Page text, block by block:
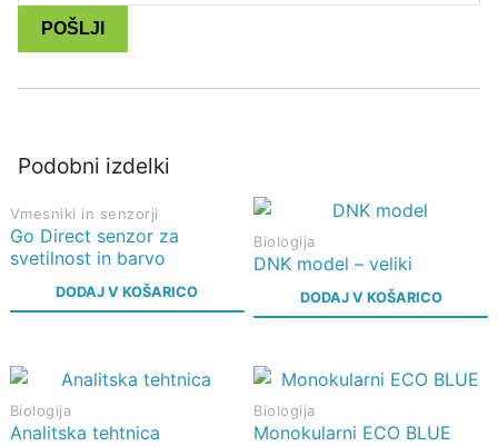
POŠLJI
Podobni izdelki
Vmesniki in senzorji
Go Direct senzor za
svetilnost in barvo
DODAJ V KOŠARICO
Biologija
DNK model – veliki
DODAJ V KOŠARICO
Biologija
Analitska tehtnica
Biologija
Monokularni ECO BLUE